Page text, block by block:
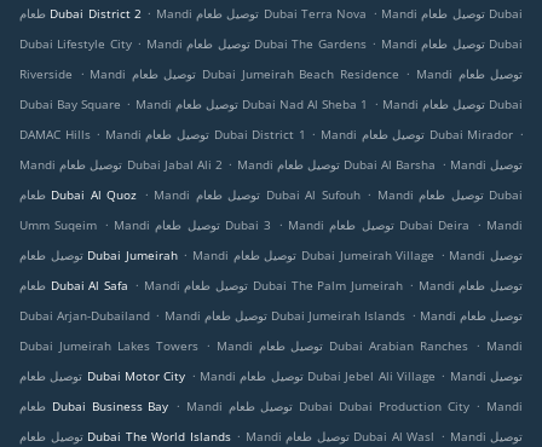
طعام Dubai District 2 . Mandi توصيل طعام Dubai Terra Nova . Mandi توصيل طعام Dubai
Dubai Lifestyle City . Mandi توصيل طعام Dubai The Gardens . Mandi توصيل طعام Dubai
Riverside
. Mandi توصيل طعام Dubai Jumeirah Beach Residence . Mandi توصيل طعام
Dubai Bay Square . Mandi توصيل طعام Dubai Nad Al Sheba 1 . Mandi توصيل طعام Dubai
DAMAC Hills . Mandi توصيل طعام Dubai District 1 . Mandi توصيل طعام Dubai Mirador .
Mandi توصيل طعام Dubai Jabal Ali 2 . Mandi توصيل طعام Dubai Al Barsha . Mandi توصيل
طعام Dubai Al Quoz . Mandi توصيل طعام Dubai Al Sufouh . Mandi توصيل طعام Dubai
Umm Suqeim . Mandi توصيل طعام Dubai 3 . Mandi توصيل طعام Dubai Deira . Mandi
توصيل طعام Dubai Jumeirah . Mandi توصيل طعام Dubai Jumeirah Village . Mandi توصيل
طعام Dubai Al Safa . Mandi توصيل طعام Dubai The Palm Jumeirah . Mandi توصيل طعام
Dubai Arjan-Dubailand . Mandi توصيل طعام Dubai Jumeirah Islands . Mandi توصيل طعام
Dubai Jumeirah Lakes Towers . Mandi توصيل طعام Dubai Arabian Ranches . Mandi
توصيل طعام Dubai Motor City . Mandi توصيل طعام Dubai Jebel Ali Village . Mandi توصيل
طعام Dubai Business Bay . Mandi توصيل طعام Dubai Dubai Production City . Mandi
توصيل طعام Dubai The World Islands . Mandi توصيل طعام Dubai Al Wasl . Mandi توصيل